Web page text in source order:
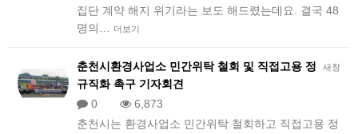
집단 계약 해지 위기라는 보도 해드렸는데요. 결국 48
명의…
더보기
새창
춘천시환경사업소 민간위탁 철회 및 직접고용 정
규직화 촉구 기자회견
0
6,873
​​춘천시는 환경사업소 민간위탁 철회하고 직접고용 정